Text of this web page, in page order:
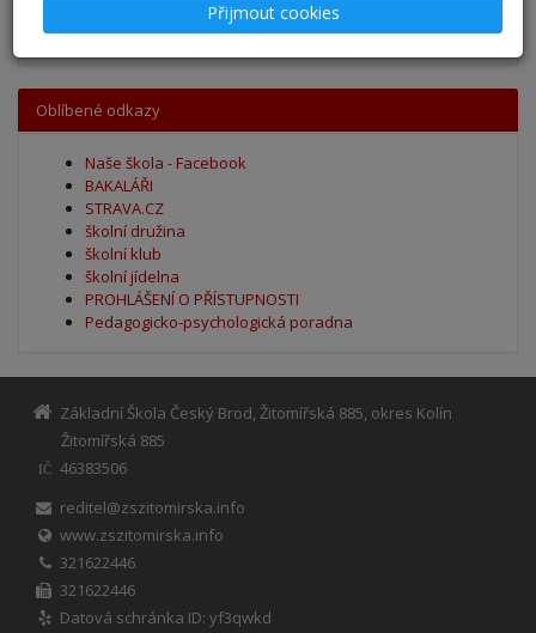
archív
Oblíbené odkazy
Naše škola - Facebook
BAKALÁŘI
STRAVA.CZ
školní družina
školní klub
školní jídelna
PROHLÁŠENÍ O PŘÍSTUPNOSTI
Pedagogicko-psychologická poradna
Základní Škola Český Brod, Žitomířská 885, okres Kolín
Žitomířská 885
IČ
46383506
reditel@zszitomirska.info
www.zszitomirska.info
321622446
321622446
Datová schránka ID: yf3qwkd
Přijmout cookies